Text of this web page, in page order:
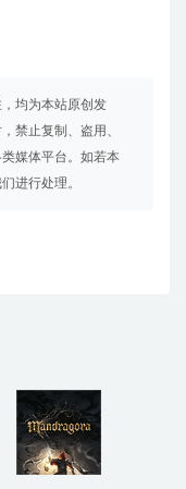
均为本站原创发
禁止复制、盗用、
媒体平台。如若本
进行处理。